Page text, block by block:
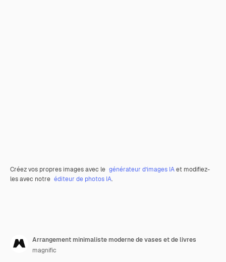
Créez vos propres images avec le générateur d’images IAet modifiez-
les avec notre éditeur de photos IA.
Arrangement minimaliste moderne de vases et de livres
magnific